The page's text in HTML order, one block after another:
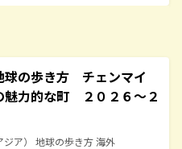
の歩き方 チェンマイ
魅力的な町 ２０２６～２
ジア） 地球の歩き方 海外